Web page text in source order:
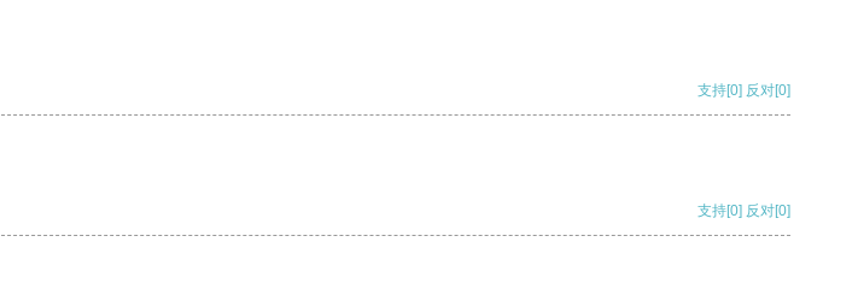
支持[0] 反对[0]
支持[0] 反对[0]